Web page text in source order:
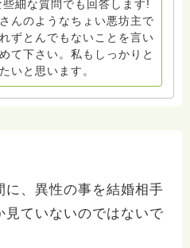
細な質問でも回答します!
んのようなちょい悪坊主で
ずとんでもないことを言い
て下さい。私もしっかりと
いと思います。
に、異性の事を結婚相手
見ていないのではないで